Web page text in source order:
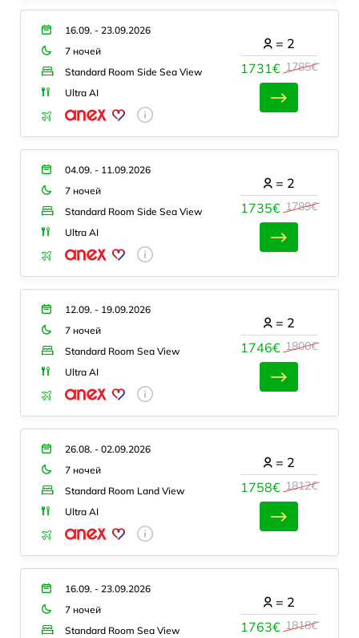
16.09. - 23.09.2026
7 ночей
Standard Room Side Sea View
Ultra AI
1731€ 1785€
= 2
04.09. - 11.09.2026
7 ночей
Standard Room Side Sea View
Ultra AI
1735€ 1789€
= 2
12.09. - 19.09.2026
7 ночей
Standard Room Sea View
Ultra AI
1746€ 1800€
= 2
26.08. - 02.09.2026
7 ночей
Standard Room Land View
Ultra AI
1758€ 1812€
= 2
16.09. - 23.09.2026
7 ночей
Standard Room Sea View
1763€ 1818€
= 2